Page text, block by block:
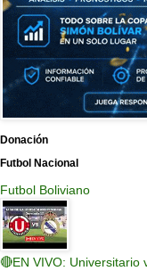
Donación
Futbol Nacional
Futbol Boliviano
🔴EN VIVO: Universitario